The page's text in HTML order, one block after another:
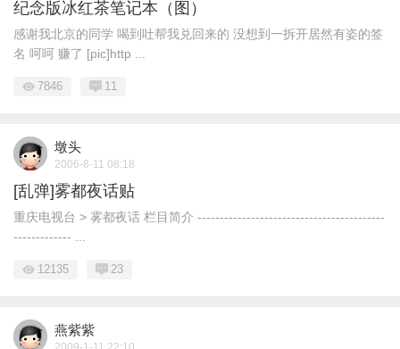
纪念版冰红茶笔记本（图）
感谢我北京的同学 喝到吐帮我兑回来的 没想到一拆开居然有姿的签
名 呵呵 赚了 [pic]http ...
7846 11
墩头
2006-8-11 08:18
[乱弹]雾都夜话贴
重庆电视台 > 雾都夜话 栏目简介 ------------------------------------------
------------- ...
12135 23
燕紫紫